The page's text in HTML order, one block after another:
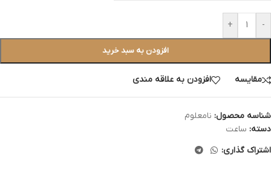
-
+
افزودن به سبد خرید
مقایسه افزودن به علاقه مندی
شناسه محصول: نامعلوم
دسته: ساعت
اشتراک گذاری: